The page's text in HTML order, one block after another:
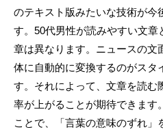
のテキスト版みたいな技術が今
す。50代男性が読みやすい文章
章は異なります。ニュースの文
体に自動的に変換するのがスタ
す。それによって、文章を読む
率が上がることが期待できます
ことで、「言葉の意味のずれ」